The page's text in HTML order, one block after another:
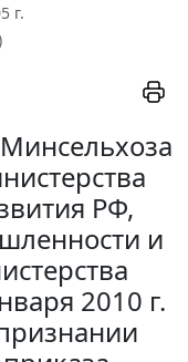
г.
РФ,
и
2010 г.